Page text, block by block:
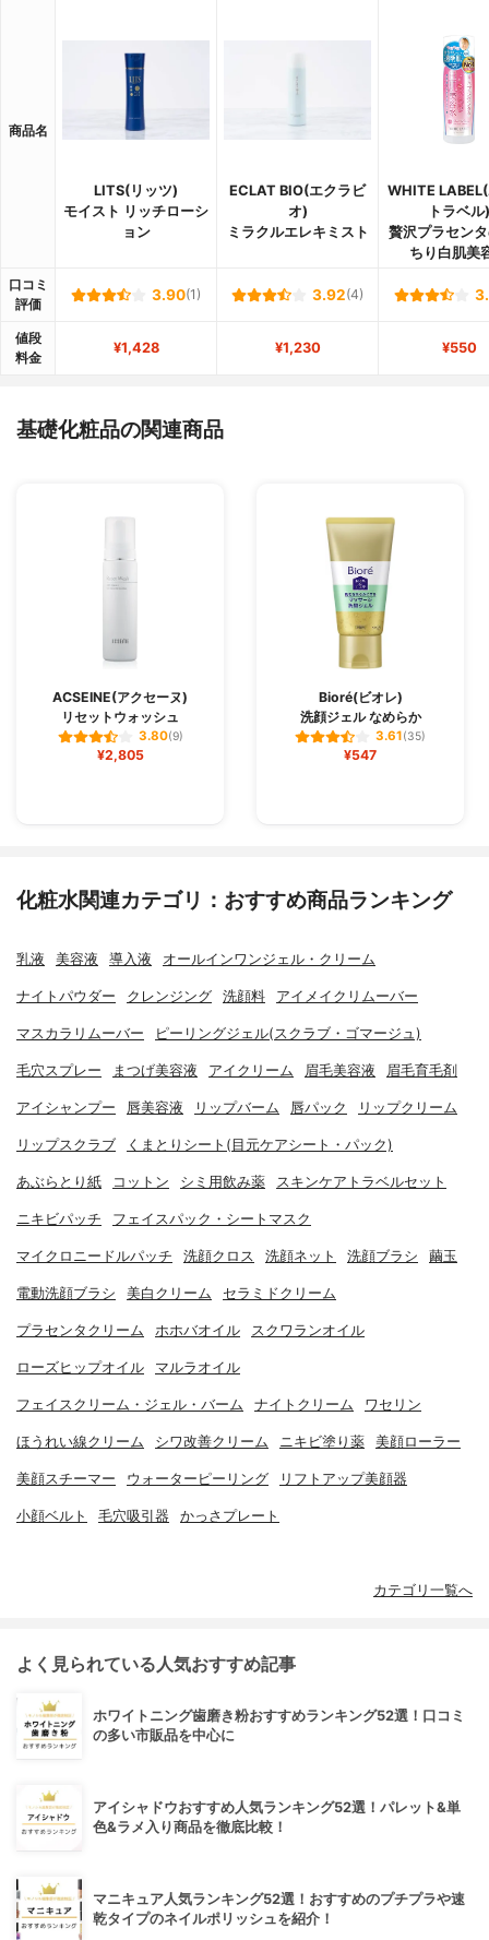
商品名
LITS(リッツ)
モイスト リッチローシ
ョン
ECLAT BIO(エクラビ
オ)
ミラクルエレキミスト
WHITE
トラベル)
贅沢プラセン
ちり白肌美
口コミ
評価
3.90(1) 3.92(4)
値段
料金
¥1,428 ¥1,230 ¥550
基礎化粧品の関連商品
ACSEINE(アクセーヌ)
リセットウォッシュ
3.80(9)
¥2,805
Bioré(ビオレ)
洗顔ジェル なめらか
3.61(35)
¥547
化粧水関連カテゴリ：おすすめ商品ランキング
乳液 美容液 導入液 オールインワンジェル・クリーム
ナイトパウダー クレンジング 洗顔料 アイメイクリムーバー
マスカラリムーバー ピーリングジェル(スクラブ・ゴマージュ)
毛穴スプレー まつげ美容液 アイクリーム 眉毛美容液 眉毛育毛剤
アイシャンプー 唇美容液 リップバーム 唇パック リップクリーム
リップスクラブ くまとりシート(目元ケアシート・パック)
あぶらとり紙 コットン シミ用飲み薬 スキンケアトラベルセット
ニキビパッチ フェイスパック・シートマスク
マイクロニードルパッチ 洗顔クロス 洗顔ネット 洗顔ブラシ 繭玉
電動洗顔ブラシ 美白クリーム セラミドクリーム
プラセンタクリーム ホホバオイル スクワランオイル
ローズヒップオイル マルラオイル
フェイスクリーム・ジェル・バーム ナイトクリーム ワセリン
ほうれい線クリーム シワ改善クリーム ニキビ塗り薬 美顔ローラー
美顔スチーマー ウォーターピーリング リフトアップ美顔器
小顔ベルト 毛穴吸引器 かっさプレート
カテゴリ一覧へ
よく見られている人気おすすめ記事
ホワイトニング歯磨き粉おすすめランキング52選！口コミ
の多い市販品を中心に
アイシャドウおすすめ人気ランキング52選！パレット&単
色&ラメ入り商品を徹底比較！
マニキュア人気ランキング52選！おすすめのプチプラや速
乾タイプのネイルポリッシュを紹介！